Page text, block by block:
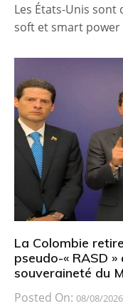
Les États-Unis
soft et smart
La Colombie
pseudo-« RASD
souveraineté du
Posted On: 08/08/2026